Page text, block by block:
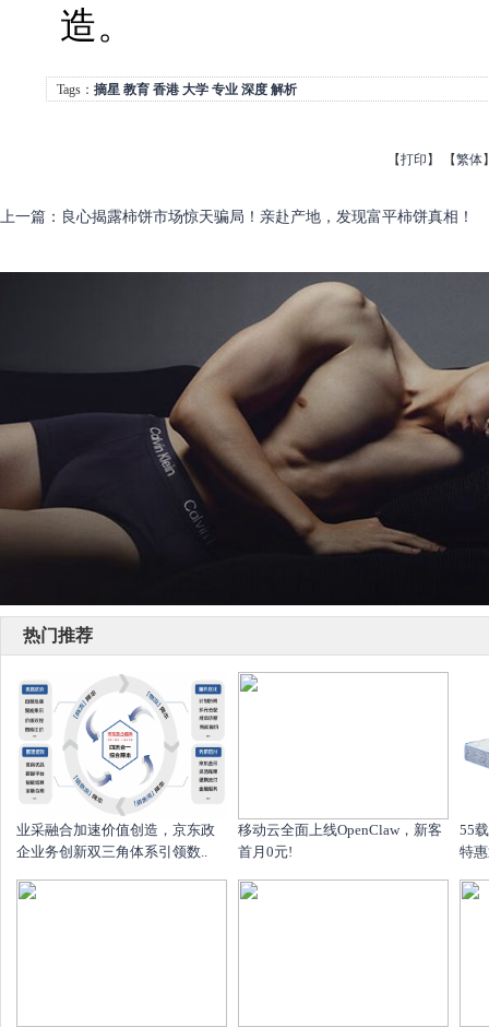
造。
Tags： 摘星 教育 香港 大学 专业 深度 解析
【打印 】 【繁体
上一篇 ： 良心揭露柿饼市场惊天骗局！亲赴产地，发现富平柿饼真相！
热门推荐
业采融合加速价值创造，京东政
企业务创新双三角体系引领数..
移动云全面上线OpenClaw，新客
首月0元!
55
特